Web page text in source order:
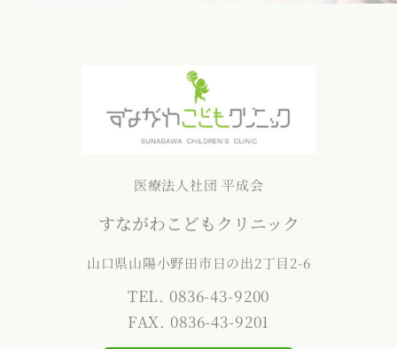
医療法人社団 平成会
すながわこどもクリニック
山口県山陽小野田市日の出2丁目2-6
TEL. 0836-43-9200
FAX. 0836-43-9201